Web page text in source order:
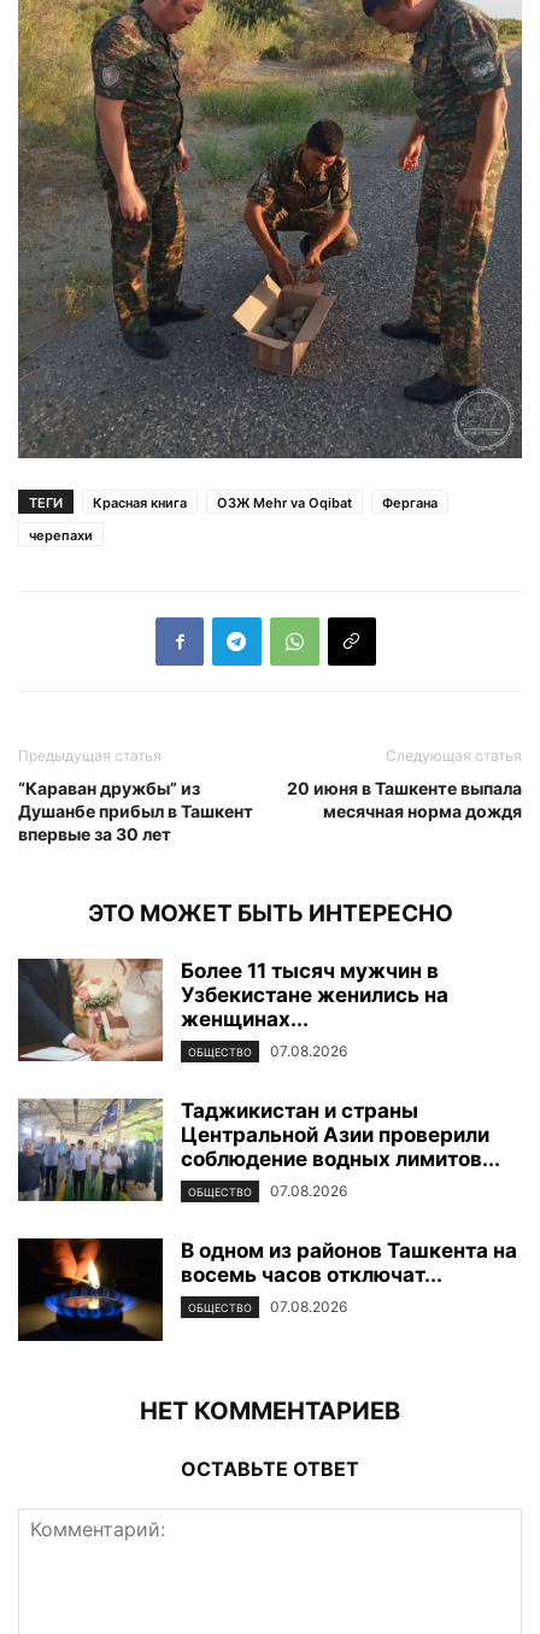
ТЕГИ Красная книга ОЗЖ Mehr va Oqibat
Фергана
черепахи
Предыдущая статья
“Караван дружбы” из
Душанбе прибыл в Ташкент
впервые за 30 лет
Следующая статья
20 июня в Ташкенте выпала
месячная норма дождя
ЭТО МОЖЕТ БЫТЬ ИНТЕРЕСНО
Более 11 тысяч мужчин в
Узбекистане женились на
женщинах...
ОБЩЕСТВО 07.08.2026
Таджикистан и страны
Центральной Азии проверили
соблюдение водных лимитов...
ОБЩЕСТВО 07.08.2026
В одном из районов Ташкента на
восемь часов отключат...
ОБЩЕСТВО 07.08.2026
НЕТ КОММЕНТАРИЕВ
ОСТАВЬТЕ ОТВЕТ